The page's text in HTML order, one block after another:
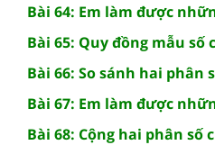
Bài 64: Em làm được
Bài 65: Quy đồng mẫu số
Bài 66: So sánh hai phân
Bài 67: Em làm được
Bài 68: Cộng hai phân số